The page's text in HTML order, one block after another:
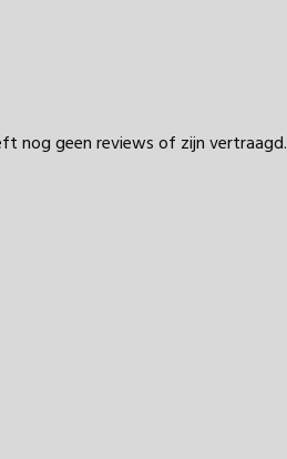
nog geen reviews of zijn vertraagd.